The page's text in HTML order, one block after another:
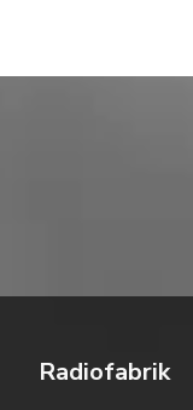
Radiofabrik